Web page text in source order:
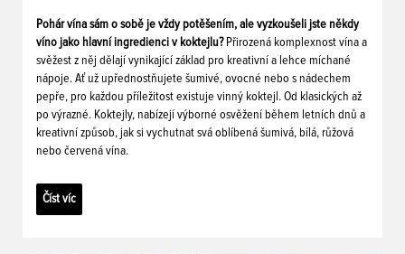
Pohár vína sám o sobě je vždy potěšením, ale vyzkoušeli jste někdy
víno jako hlavní ingredienci v koktejlu? Přirozená komplexnost vína a
svěžest z něj dělají vynikající základ pro kreativní a lehce míchané
nápoje. Ať už upřednostňujete šumivé, ovocné nebo s nádechem
pepře, pro každou příležitost existuje vinný koktejl. Od klasických až
po výrazné. Koktejly, nabízejí výborné osvěžení během letních dnů a
kreativní způsob, jak si vychutnat svá oblíbená šumivá, bílá, růžová
nebo červená vína.
Číst víc